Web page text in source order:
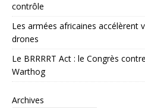
contrôle
Les armées africaines accélèrent
drones
Le BRRRRT Act : le Congrès
Warthog
Archives